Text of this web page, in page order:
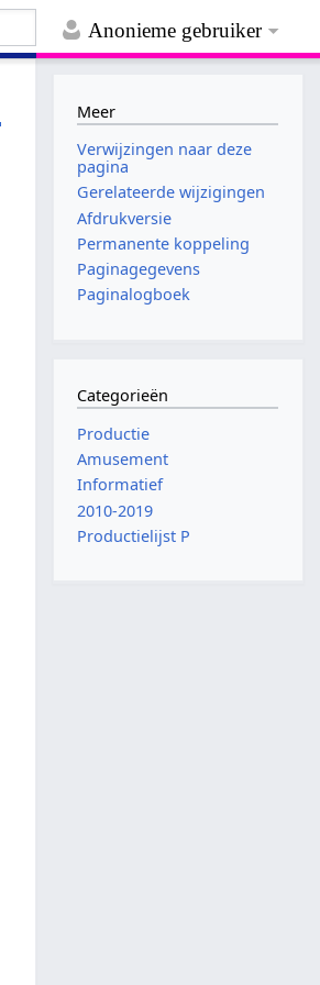
Anonieme gebruiker
Meer
Verwijzingen naar deze
pagina
Gerelateerde wijzigingen
Afdrukversie
Permanente koppeling
Paginagegevens
Paginalogboek
Categorieën
Productie
Amusement
Informatief
2010-2019
Productielijst P